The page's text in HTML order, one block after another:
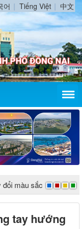
어 Tiếng Việt 中文
đổi màu sắc
tay hướng